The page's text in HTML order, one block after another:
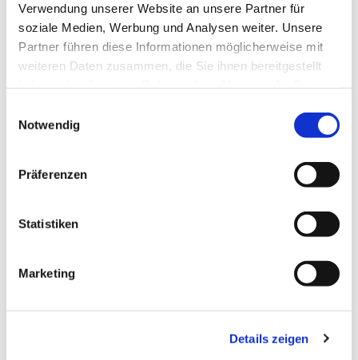
Verwendung unserer Website an unsere Partner für
soziale Medien, Werbung und Analysen weiter. Unsere
Partner führen diese Informationen möglicherweise mit
weiteren Daten zusammen, die Sie ihnen bereitgestellt
Notwendig
Präferenzen
Statistiken
Marketing
Details zeigen